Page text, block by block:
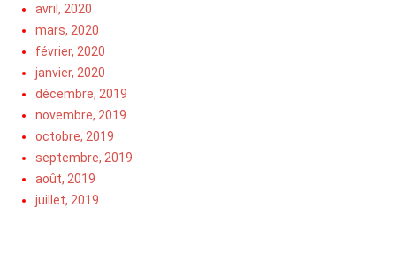
avril, 2020
mars, 2020
février, 2020
janvier, 2020
décembre, 2019
novembre, 2019
octobre, 2019
septembre, 2019
août, 2019
juillet, 2019